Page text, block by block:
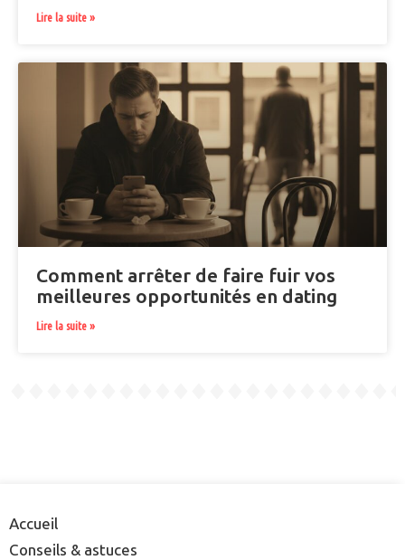
Lire la suite »
Comment arrêter de faire fuir vos
meilleures opportunités en dating
Lire la suite »
Accueil
Conseils & astuces